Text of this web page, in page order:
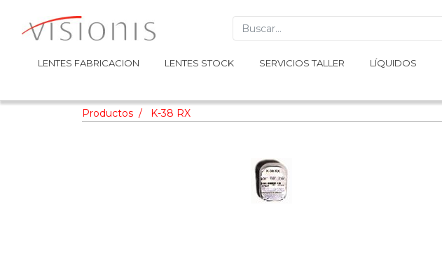
LENTES FABRICACION LENTES STOCK SERVICIOS TALLER LÍQUIDOS
LENTES FABRICACION LENTES STOCK SERVICIOS TALLER LÍQUIDOS
Productos K-38 RX